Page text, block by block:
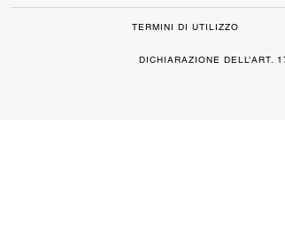
TERMINI DI UTILIZZO
DICHIARAZIONE DELL’ART.